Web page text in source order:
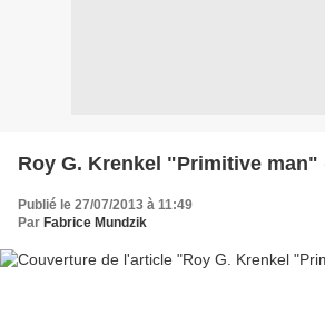
Roy G. Krenkel "Primitive man"
Publié le 27/07/2013 à 11:49
Par Fabrice Mundzik